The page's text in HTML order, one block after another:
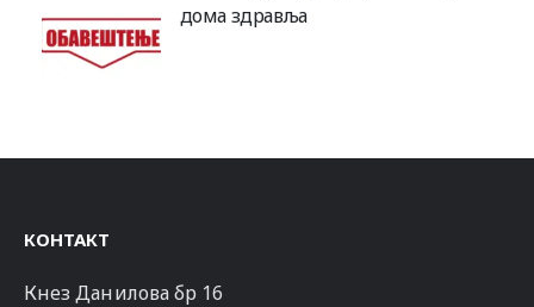
дома здравља
КОНТАКТ
Кнез Данилова бр 16